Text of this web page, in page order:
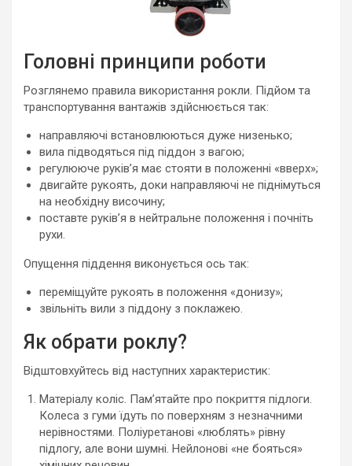
Головні принципи роботи
Розглянемо правила використання рокли. Підйом та
транспортування вантажів здійснюється так:
направляючі встановлюються дуже низенько;
вила підводяться під піддон з вагою;
регулююче руків’я має стояти в положенні «вверх»;
двигайте рукоять, доки направляючі не піднімуться
на необхідну височину;
поставте руків’я в нейтральне положення і почніть
рухи.
Опущення піддення виконується ось так:
переміщуйте рукоять в положення «донизу»;
звільніть вили з піддону з поклажею.
Як обрати роклу?
Відштовхуйтесь від наступних характеристик:
Матеріалу коліс. Пам’ятайте про покриття підлоги.
Колеса з гуми їдуть по поверхням з незначними
нерівностями. Поліуретанові «люблять» рівну
підлогу, але вони шумні. Нейлонові «не бояться»